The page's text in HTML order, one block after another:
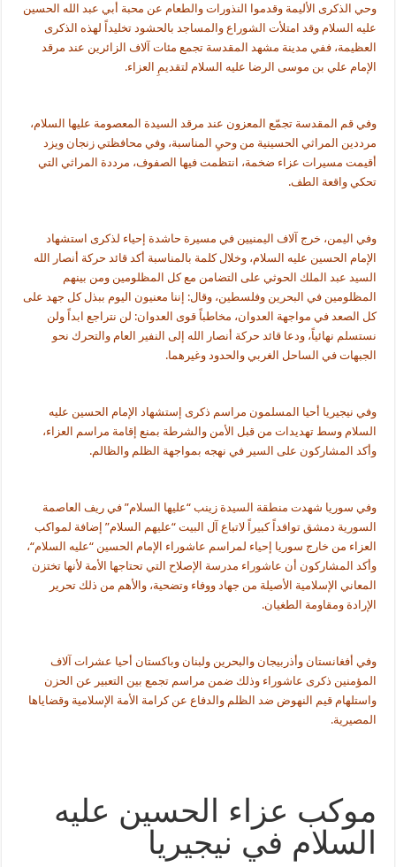
وحي الذكرى الأليمة وقدموا النذورات والطعام عن محبة أبي عبد الله الحسين
عليه السلام وقد امتلأت الشوراع والمساجد بالحشود تخليداً لهذه الذكرى
العظيمة، ففي مدينة مشهد المقدسة تجمع مئات آلاف الزائرين عند مرقد
الإمام علي بن موسى الرضا عليه السلام لتقديمِ العزاء.
وفي قم المقدسة تجمّع المعزون عند مرقد السيدة المعصومة عليها السلام،
مرددين المراثي الحسينية من وحيِ المناسبة، وفي محافظتي زنجان ويزد
أقيمت مسيرات عزاء ضخمة، انتظمت فيها الصفوف، مرددة المراثي التي
تحكي واقعة الطف.
وفي اليمن، خرج آلاف اليمنيين في مسيرة حاشدة إحياء لذكرى استشهاد
الإمام الحسين عليه السلام، وخلال كلمة بالمناسبة أكد قائد حركة أنصار الله
السيد عبد الملك الحوثي على التضامن مع كل المظلومين ومن بينهم
المظلومين في البحرين وفلسطين، وقال: إننا معنيون اليوم ببذل كل جهد على
كل الصعد في مواجهة العدوان، مخاطباً قوى العدوان: لن نتراجع ابداً ولن
نستسلم نهائياً، ودعا قائد حركة أنصار الله إلى النفير العام والتحرك نحو
الجبهات في الساحل الغربي والحدود وغيرهما.
وفي نيجيريا أحيا المسلمون مراسم ذكرى إستشهاد الإمام الحسين عليه
السلام وسط تهديدات من قبل الأمن والشرطة بمنع إقامة مراسم العزاء،
وأكد المشاركون على السير في نهجه بمواجهة الظلم والظالم.
وفي سوريا شهدت منطقة السيدة زينب “عليها السلام” في ريف العاصمة
السورية دمشق توافداً كبيراً لاتباع آل البيت “عليهم السلام” إضافة لمواكب
العزاء من خارج سوريا إحياء لمراسم عاشوراء الإمام الحسين “عليه السلام“،
وأكد المشاركون أن عاشوراء مدرسة الإصلاح التي تحتاجها الأمة لأنها تختزن
المعاني الإسلامية الأصيلة من جهاد ووفاء وتضحية، والأهم من ذلك تحرير
الإرادة ومقاومة الطغيان.
وفي أفغانستان وأذربيجان والبحرين ولبنان وباكستان أحيا عشرات آلاف
المؤمنين ذكرى عاشوراء وذلك ضمن مراسم تجمع بين التعبير عن الحزن
واستلهام قيم النهوض ضد الظلم والدفاع عن كرامة الأمة الإسلامية وقضاياها
المصيرية.
موكب عزاء الحسين عليه
السلام في نيجيريا